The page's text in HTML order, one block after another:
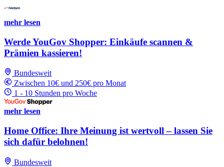
mehr lesen
Werde YouGov Shopper: Einkäufe scannen &
Prämien kassieren!
Bundesweit
Zwischen 10€ und 250€ pro Monat
1 - 10 Stunden pro Woche
mehr lesen
Home Office: Ihre Meinung ist wertvoll – lassen Sie
sich dafür belohnen!
Bundesweit